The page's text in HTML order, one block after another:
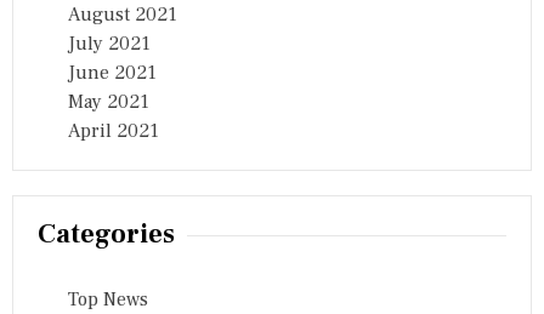
August 2021
July 2021
June 2021
May 2021
April 2021
Categories
Top News